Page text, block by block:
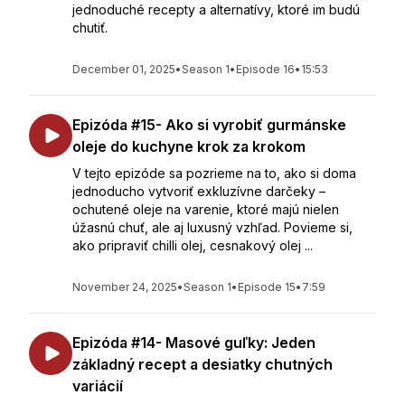
jednoduché recepty a alternatívy, ktoré im budú
chutiť.
December 01, 2025•Season 1• Episode 16• 15:53
Epizóda #15- Ako si vyrobiť gurmánske
oleje do kuchyne krok za krokom
V tejto epizóde sa pozrieme na to, ako si doma
jednoducho vytvoriť exkluzívne darčeky –
ochutené oleje na varenie, ktoré majú nielen
úžasnú chuť, ale aj luxusný vzhľad. Povieme si,
ako pripraviť chilli olej, cesnakový olej ...
November 24, 2025•Season 1• Episode 15• 7:59
Epizóda #14- Masové guľky: Jeden
základný recept a desiatky chutných
variácií